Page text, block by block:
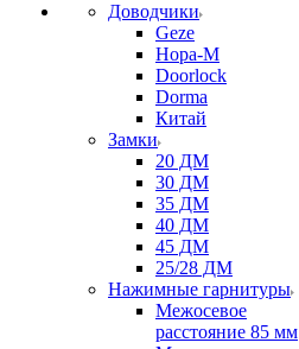
Доводчики
Geze
Нора-М
Doorlock
Dorma
Китай
Замки
20 ДМ
30 ДМ
35 ДМ
40 ДМ
45 ДМ
25/28 ДМ
Нажимные гарнитуры
Межосевое
расстояние 85 мм